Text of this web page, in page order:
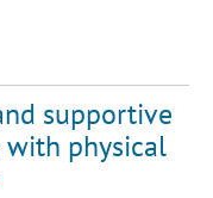
supportive
physical